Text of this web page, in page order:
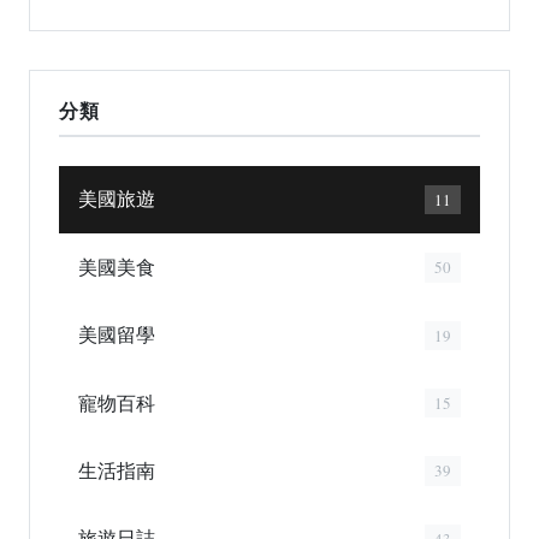
分類
美國旅遊 11
美國美食 50
美國留學 19
寵物百科 15
生活指南 39